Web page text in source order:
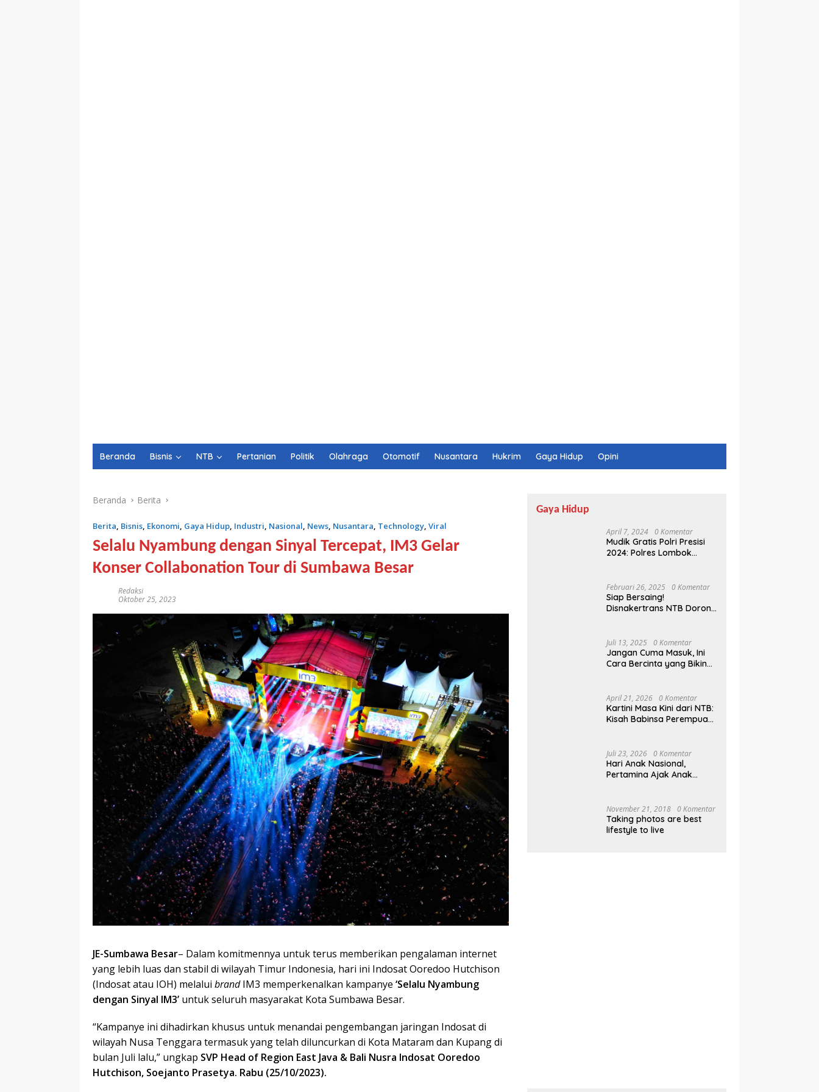
Beranda Bisnis NTB Pertanian Politik Olahraga Otomotif Nusantara Hukrim Gaya Hidup Opini
Beranda Berita
Berita, Bisnis, Ekonomi, Gaya Hidup, Industri, Nasional, News, Nusantara, Technology, Viral
Selalu Nyambung dengan Sinyal Tercepat, IM3 Gelar
Konser Collabonation Tour di Sumbawa Besar
Redaksi
Oktober 25, 2023
JE-Sumbawa Besar– Dalam komitmennya untuk terus memberikan pengalaman internet
yang lebih luas dan stabil di wilayah Timur Indonesia, hari ini Indosat Ooredoo Hutchison
(Indosat atau IOH) melalui brandIM3 memperkenalkan kampanye ‘Selalu Nyambung
dengan Sinyal IM3’ untuk seluruh masyarakat Kota Sumbawa Besar.
“Kampanye ini dihadirkan khusus untuk menandai pengembangan jaringan Indosat di
wilayah Nusa Tenggara termasuk yang telah diluncurkan di Kota Mataram dan Kupang di
bulan Juli lalu,” ungkap SVP Head of Region East Java & Bali Nusra Indosat Ooredoo
Hutchison, Soejanto Prasetya. Rabu (25/10/2023).
Gaya Hidup
April 7, 2024 0 Komentar
Mudik Gratis Polri Presisi
2024: Polres Lombok
Februari 26, 2025 0 Komentar
Siap Bersaing!
Disnakertrans NTB Dorong
Juli 13, 2025 0 Komentar
Jangan Cuma Masuk, Ini
Cara Bercinta yang Bikin
April 21, 2026 0 Komentar
Kartini Masa Kini dari NTB:
Kisah Babinsa Perempuan
Juli 23, 2026 0 Komentar
Hari Anak Nasional,
Pertamina Ajak Anak
Mangrove
November 21, 2018 0 Komentar
Taking photos are best
lifestyle to live